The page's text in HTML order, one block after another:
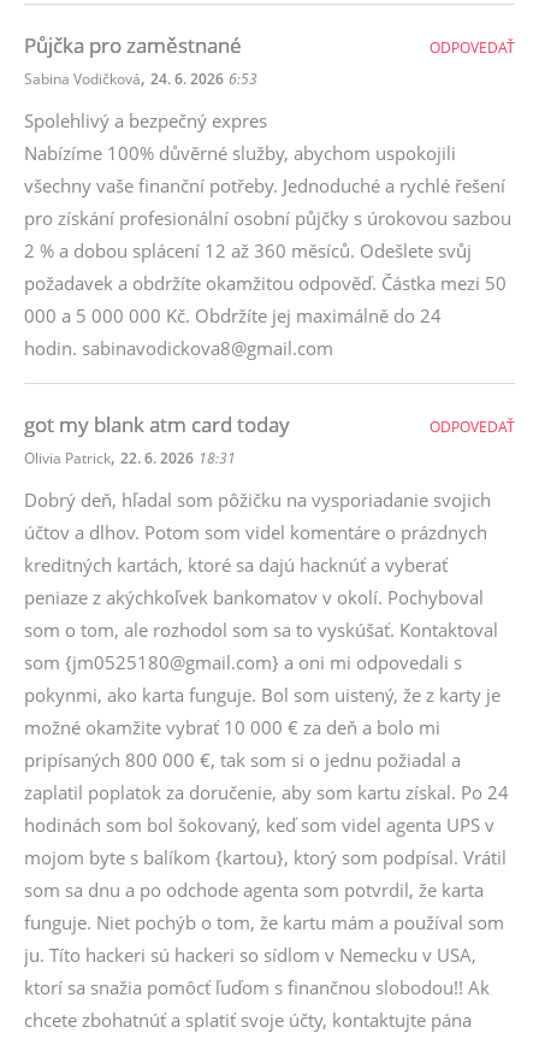
Půjčka pro zaměstnané
Sabina Vodičková, 24. 6. 2026 6:53
Spolehlivý a bezpečný expres
Nabízíme 100% důvěrné služby, abychom uspokojili
všechny vaše finanční potřeby. Jednoduché a rychlé řešení
pro získání profesionální osobní půjčky s úrokovou sazbou
2 % a dobou splácení 12 až 360 měsíců. Odešlete svůj
požadavek a obdržíte okamžitou odpověď. Částka mezi 50
000 a 5 000 000 Kč. Obdržíte jej maximálně do 24
hodin. sabinavodickova8@gmail.com
ODPOVEDAŤ
got my blank atm card today
Olivia Patrick, 22. 6. 2026 18:31
Dobrý deň, hľadal som pôžičku na vysporiadanie svojich
účtov a dlhov. Potom som videl komentáre o prázdnych
kreditných kartách, ktoré sa dajú hacknúť a vyberať
peniaze z akýchkoľvek bankomatov v okolí. Pochyboval
som o tom, ale rozhodol som sa to vyskúšať. Kontaktoval
som {jm0525180@gmail.com} a oni mi odpovedali s
pokynmi, ako karta funguje. Bol som uistený, že z karty je
možné okamžite vybrať 10 000 € za deň a bolo mi
pripísaných 800 000 €, tak som si o jednu požiadal a
zaplatil poplatok za doručenie, aby som kartu získal. Po 24
hodinách som bol šokovaný, keď som videl agenta UPS v
mojom byte s balíkom {kartou}, ktorý som podpísal. Vrátil
som sa dnu a po odchode agenta som potvrdil, že karta
funguje. Niet pochýb o tom, že kartu mám a používal som
ju. Títo hackeri sú hackeri so sídlom v Nemecku v USA,
ktorí sa snažia pomôcť ľuďom s finančnou slobodou!! Ak
chcete zbohatnúť a splatiť svoje účty, kontaktujte pána
ODPOVEDAŤ